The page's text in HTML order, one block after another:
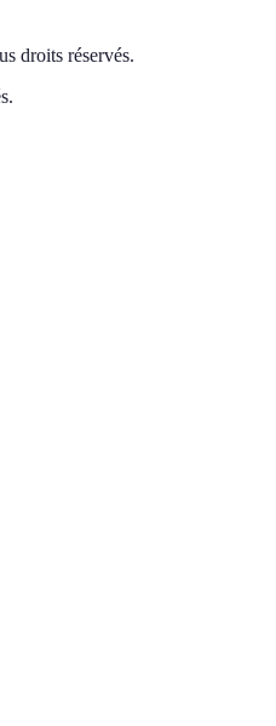
droits réservés.